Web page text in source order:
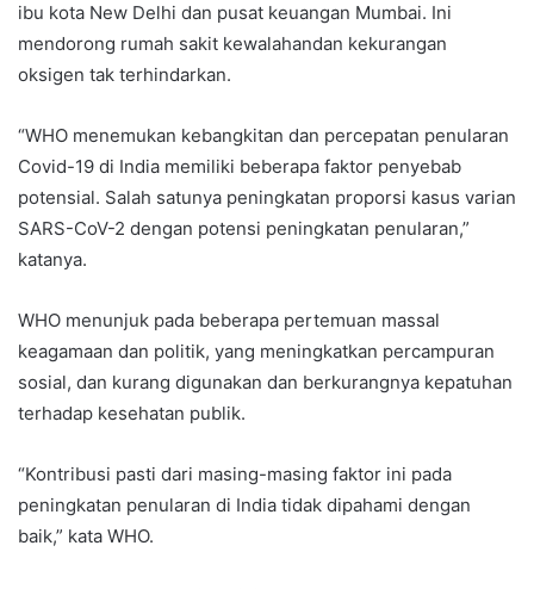
ibu kota New Delhi dan pusat keuangan Mumbai. Ini
mendorong rumah sakit kewalahandan kekurangan
oksigen tak terhindarkan.
“WHO menemukan kebangkitan dan percepatan penularan
Covid-19 di India memiliki beberapa faktor penyebab
potensial. Salah satunya peningkatan proporsi kasus varian
SARS-CoV-2 dengan potensi peningkatan penularan,”
katanya.
WHO menunjuk pada beberapa pertemuan massal
keagamaan dan politik, yang meningkatkan percampuran
sosial, dan kurang digunakan dan berkurangnya kepatuhan
terhadap kesehatan publik.
“Kontribusi pasti dari masing-masing faktor ini pada
peningkatan penularan di India tidak dipahami dengan
baik,” kata WHO.